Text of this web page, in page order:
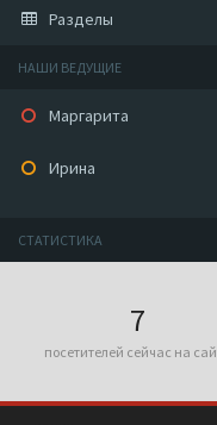
Разделы
НАШИ ВЕДУЩИЕ
Маргарита
Ирина
СТАТИСТИКА
7
посетителей сейчас на